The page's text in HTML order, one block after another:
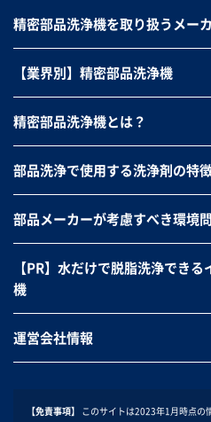
精密部品洗浄機を取り扱うメー
【業界別】精密部品洗浄機
精密部品洗浄機とは？
部品洗浄で使用する洗浄剤の特
部品メーカーが考慮すべき環境
【PR】水だけで脱脂洗浄でき
機
運営会社情報
【免責事項】 このサイトは2023年1月時点の